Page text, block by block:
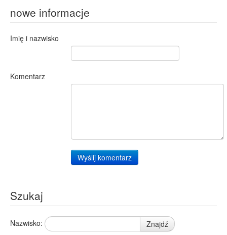
nowe informacje
Imię i nazwisko
Komentarz
Wyślij komentarz
Szukaj
Nazwisko: Znajdź